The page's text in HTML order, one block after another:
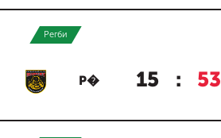
Регби
Р� 15 : 53